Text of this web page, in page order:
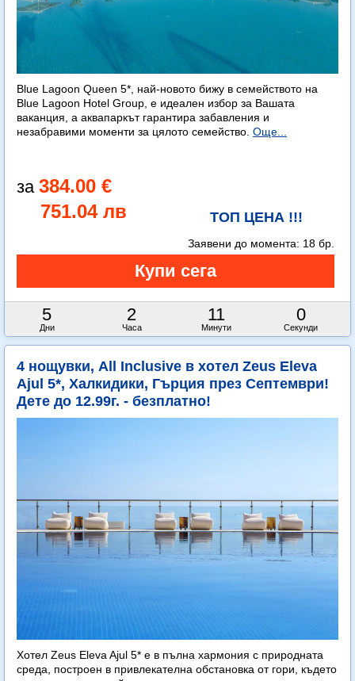
Blue Lagoon Queen 5*, най-новото бижу в семейството на
Blue Lagoon Hotel Group, е идеален избор за Вашата
ваканция, а аквапаркът гарантира забавления и
незабравими моменти за цялото семейство. Още...
384.00 €
751.04 лв
ТОП ЦЕНА !!!
5
Дни
2
Часа
10
Минути
59
Секунди
Заявени до момента: 18 бр.
4 нощувки, All Inclusive в хотел Zeus Eleva
Ajul 5*, Халкидики, Гърция през Септември!
Дете до 12.99г. - безплатно!
Хотел Zeus Eleva Ajul 5* е в пълна хармония с природната
среда, построен в привлекателна обстановка от гори, където